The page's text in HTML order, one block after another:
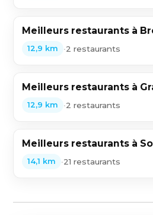
Meilleurs restaurants à
12,9 km •2 restaurants
Meilleurs restaurants à
12,9 km •2 restaurants
Meilleurs restaurants à
14,1 km •21 restaurants